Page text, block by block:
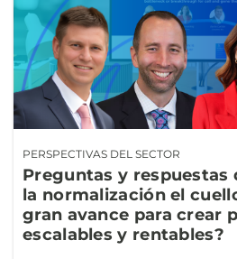
PERSPECTIVAS DEL SECTOR
Preguntas y respuestas
la normalización el
gran avance para crear
escalables y rentables?